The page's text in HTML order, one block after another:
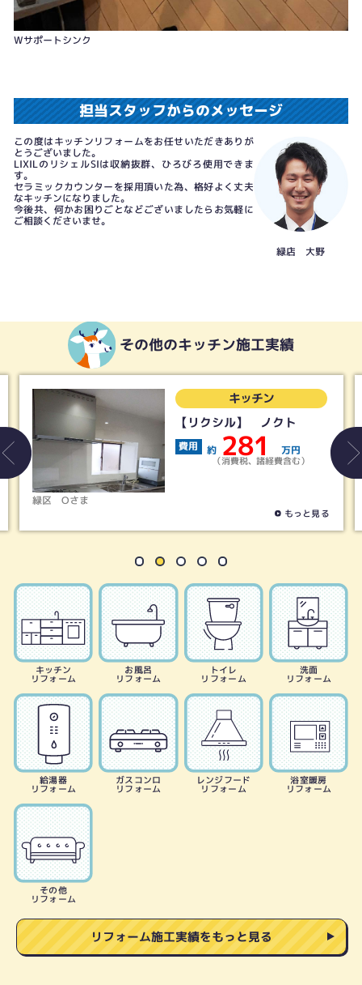
Wサポートシンク
担当スタッフからのメッセージ
この度はキッチンリフォームをお任せいただきありが
とうございました。
LIXILのリシェルSIは収納抜群、ひろびろ使用できま
す。
セラミックカウンターを採用頂いた為、格好よく丈夫
なキッチンになりました。
今後共、何かお困りごとなどございましたらお気軽に
ご相談くださいませ。
緑店 大野
その他のキッチン施工実績
緑区 Oさま
キッチン
【リクシル】 ノクト
費用 約 281 万円
（消費税、諸経費含む）
もっと見る
キッチン
リフォーム
お風呂
リフォーム
トイレ
リフォーム
洗面
リフォーム
給湯器
リフォーム
ガスコンロ
リフォーム
レンジフード
リフォーム
浴室暖房
リフォーム
その他
リフォーム
リフォーム施工実績をもっと見る